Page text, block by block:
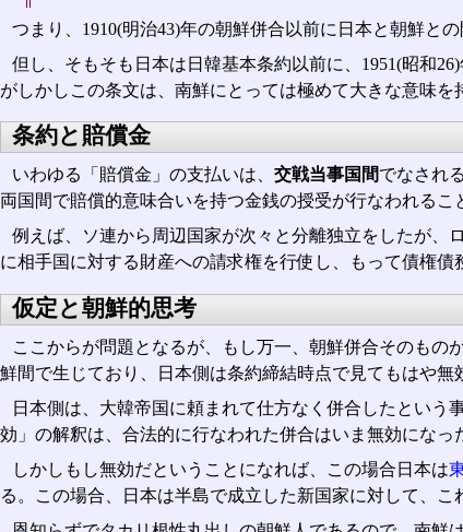
つまり、1910(明治43)年の朝鮮併合以前に日本と朝鮮と
但し、そもそも日本は日韓基本条約以前に、1951(昭和
がしかしこの条文は、南鮮にとっては極めて大きな意味を
条約と賠償金
いわゆる「賠償金」の支払いは、交戦当事国間でなされ
両国間で賠償的意味合いを持つ金銭の授受が行なわれるこ
例えば、ソ連から周辺国家が次々と分離独立をしたが、
に相手国に対する財産への請求権を行使し、もって債権債
仮定と朝鮮的思考
ここからが問題となるが、もし万一、朝鮮併合そのもの
鮮間で生じており、日本側は条約締結時点で見てもはや
日本側は、大韓帝国に頼まれて仕方なく併合したとい
効」の解釈は、合法的に行なわれた併合はいま無効になっ
しかしもし無効だということになれば、この場合日本は
る。この場合、日本は半島で成立した新国家に対して、